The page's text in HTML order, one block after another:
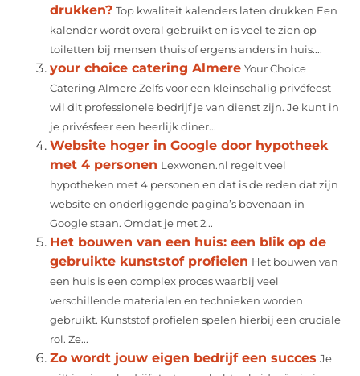
drukken? Top kwaliteit kalenders laten drukken Een
kalender wordt overal gebruikt en is veel te zien op
toiletten bij mensen thuis of ergens anders in huis....
your choice catering Almere Your Choice
Catering Almere Zelfs voor een kleinschalig privéfeest
wil dit professionele bedrijf je van dienst zijn. Je kunt in
je privésfeer een heerlijk diner...
Website hoger in Google door hypotheek
met 4 personen Lexwonen.nl regelt veel
hypotheken met 4 personen en dat is de reden dat zijn
website en onderliggende pagina’s bovenaan in
Google staan. Omdat je met 2...
Het bouwen van een huis: een blik op de
gebruikte kunststof profielen Het bouwen van
een huis is een complex proces waarbij veel
verschillende materialen en technieken worden
gebruikt. Kunststof profielen spelen hierbij een cruciale
rol. Ze...
Zo wordt jouw eigen bedrijf een succes Je